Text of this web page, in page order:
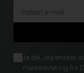
Ja tak, jeg ønsker
markedsføring fra